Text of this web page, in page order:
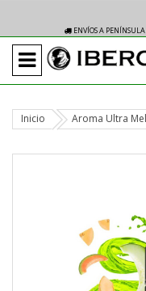
ENVÍOS A
Inicio Aroma Ultra